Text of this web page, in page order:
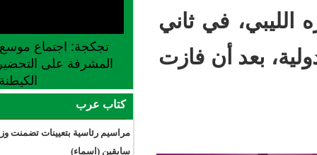
في ثاني
فازت
تجكجة: اجتماع موسع للجنة الجهوية
المشرفة على التحضير لإطلاق موسم
مراسيم رئاسية بتعيينات تضمنت وزراء
سابقين (اسماء)